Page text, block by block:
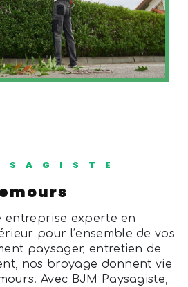
pour l’ensemble de vos
paysager, entretien de
nos broyage donnent vie
Avec BJM Paysagiste,